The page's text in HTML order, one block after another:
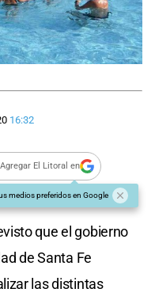
16:32
El Litoral en
medios preferidos en Google
que el gobierno
de Santa Fe
las distintas